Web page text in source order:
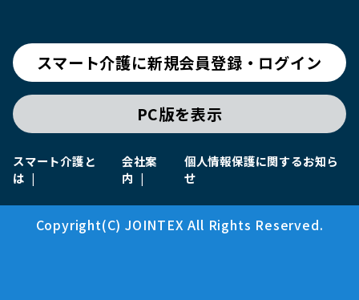
スマート介護に新規会員登録・ログイン
PC版を表示
スマート介護と
は
会社案
内
個人情報保護に関するお知ら
せ
Copyright(C) JOINTEX All Rights Reserved.